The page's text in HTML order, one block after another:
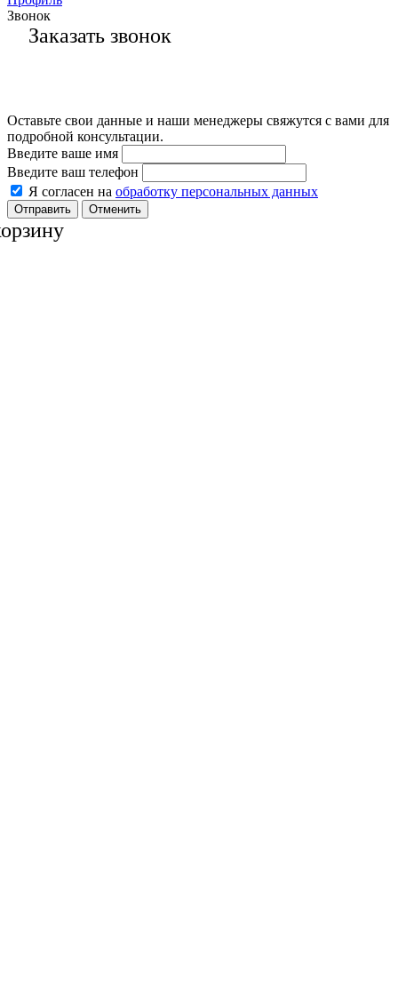
Звонок
Заказать звонок
Оставьте свои данные и наши менеджеры свяжутся с вами для
подробной консультации.
Введите ваше имя
Введите ваш телефон
Я согласен на обработку персональных данных
Отменить